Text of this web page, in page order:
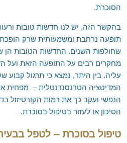
הסוכרת.
בהקשר הזה, יש לנו חדשות טובות
תופעה נרחבת ומשמעותית שרק הופכת
שחולפות השנים. החדשות הטובות הן
מחקרים רבים על התופעה הזאת ועל
עליה. בין היתר, נמצא כי תרגול קבוע
המדיטציה הטרנסנדנטלית – מפחית
הנפשי ועקב כך את רמות הקורטיזול
הסיכון או לעזור בטיפול בסוכרת.
טיפול בסוכרת – לטפל